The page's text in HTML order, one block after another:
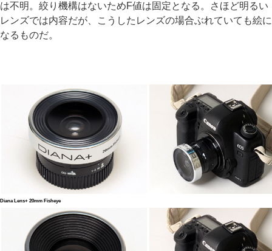
は不明。絞り機構はないためF値は固定となる。さほど明るい
レンズでは内容だが、こうしたレンズの場合ぶれていても絵に
なるものだ。
Diana Lens+ 20mm Fisheye